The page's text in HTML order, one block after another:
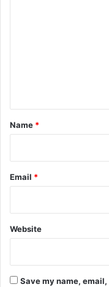
*
Name *
Email *
Website
Save my name,